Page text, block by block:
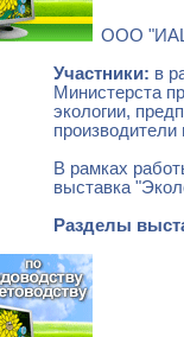
ООО "ИАЦ
Участники: в
Министерста
экологии,
В рамках
выставка
Разделы